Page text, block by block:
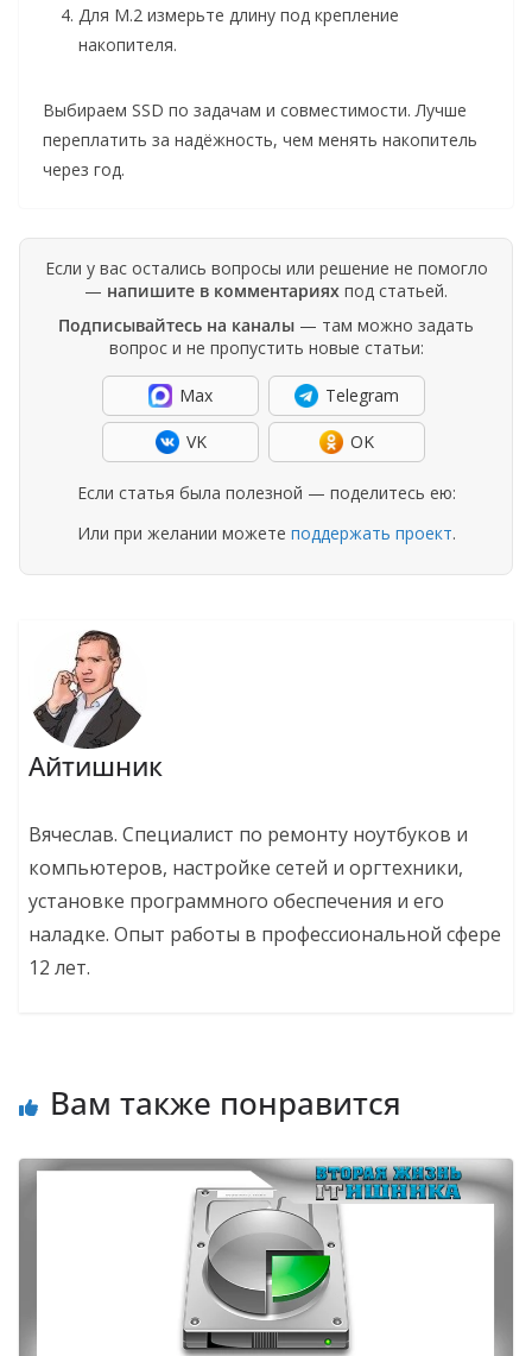
Для M.2 измерьте длину под крепление
накопителя.
Выбираем SSD по задачам и совместимости. Лучше
переплатить за надёжность, чем менять накопитель
через год.
Если у вас остались вопросы или решение не помогло
— напишите в комментариях под статьей.
Подписывайтесь на каналы — там можно задать
вопрос и не пропустить новые статьи:
Max Telegram
VK OK
Если статья была полезной — поделитесь ею:
Или при желании можете поддержать проект.
Айтишник
Вячеслав. Специалист по ремонту ноутбуков и
компьютеров, настройке сетей и оргтехники,
установке программного обеспечения и его
наладке. Опыт работы в профессиональной сфере
12 лет.
Вам также понравится